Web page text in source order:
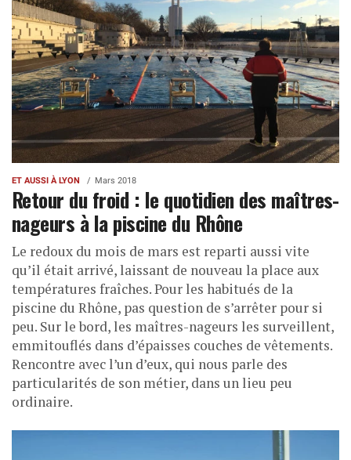
ET AUSSI À LYON Mars 2018
Retour du froid : le quotidien des maîtres-
nageurs à la piscine du Rhône
Le redoux du mois de mars est reparti aussi vite
qu’il était arrivé, laissant de nouveau la place aux
températures fraîches. Pour les habitués de la
piscine du Rhône, pas question de s’arrêter pour si
peu. Sur le bord, les maîtres-nageurs les surveillent,
emmitouflés dans d’épaisses couches de vêtements.
Rencontre avec l’un d’eux, qui nous parle des
particularités de son métier, dans un lieu peu
ordinaire.